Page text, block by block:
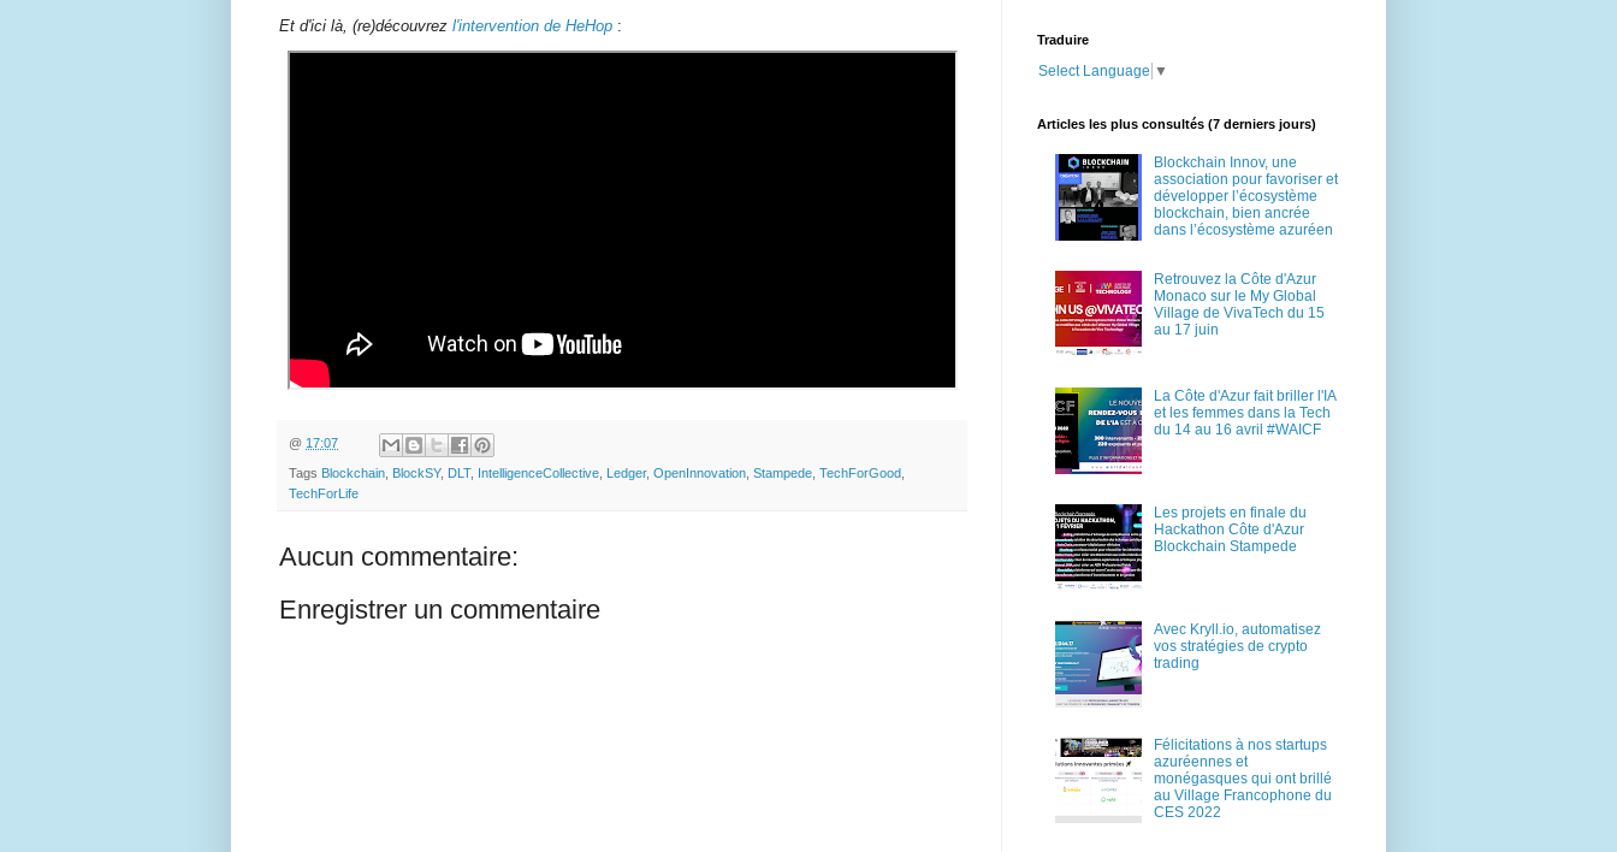
Et d'ici là, (re)découvrez l'intervention de HeHop :
@ 17:07
Tags Blockchain BlockSY, DLT, IntelligenceCollective Ledger, OpenInnovation Stampede TechForGood
TechForLife
Aucun commentaire:
Enregistrer un commentaire
Traduire
Select Language ▼
Articles les plus consultés (7 derniers jours)
Blockchain Innov, une
association pour favoriser et
développer l’écosystème
blockchain, bien ancrée
dans l’écosystème azuréen
Retrouvez la Côte d'Azur
Monaco sur le My Global
Village de VivaTech du 15
au 17 juin
La Côte d'Azur fait briller l'IA
et les femmes dans la Tech
du 14 au 16 avril #WAICF
Les projets en finale du
Hackathon Côte d'Azur
Blockchain Stampede
Avec Kryll.io, automatisez
vos stratégies de crypto
trading
Félicitations à nos startups
azuréennes et
monégasques qui ont brillé
au Village Francophone du
CES 2022